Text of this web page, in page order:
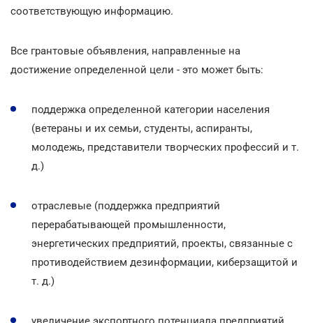
соответствующую информацию.
Все грантовые объявления, направленные на
достижение определенной цели - это может быть:
поддержка определенной категории населения
(ветераны и их семьи, студенты, аспиранты,
молодежь, представители творческих профессий и т.
д.)
отраслевые (поддержка предприятий
перерабатывающей промышленности,
энергетических предприятий, проекты, связанные с
противодействием дезинформации, киберзащитой и
т. д.)